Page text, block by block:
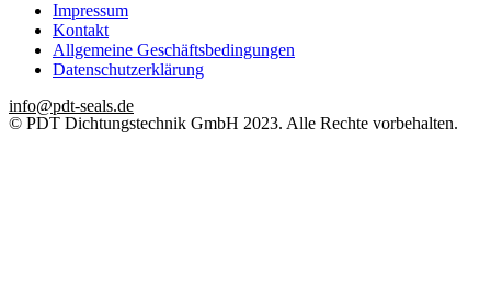
Impressum
Kontakt
Allgemeine Geschäftsbedingungen
Datenschutzerklärung
info@pdt-seals.de
© PDT Dichtungstechnik GmbH 2023. Alle Rechte vorbehalten.